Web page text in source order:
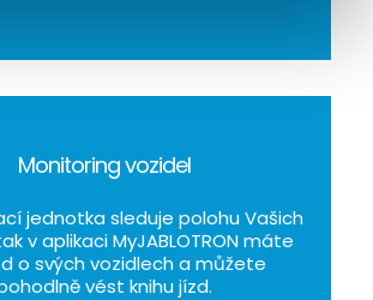
Monitoring vozidel
jednotka sleduje polohu Vašich
v aplikaci MyJABLOTRON máte
o svých vozidlech a můžete
vést knihu jízd.